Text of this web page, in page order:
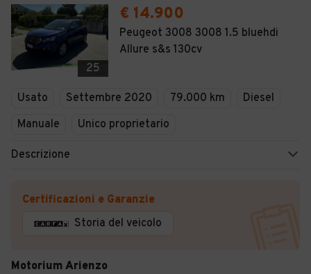
25
€ 14.900
Peugeot 3008 3008 1.5 bluehdi
Allure s&s 130cv
Usato Settembre 2020 79.000 km
Diesel
Manuale
Unico proprietario
Descrizione
Certificazioni e Garanzie
Storia del veicolo
Motorium Arienzo